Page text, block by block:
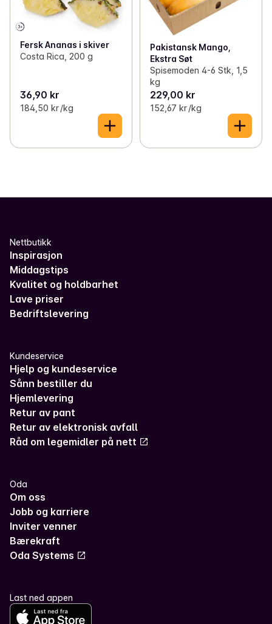
Fersk Ananas i skiver
Costa Rica, 200 g
36,90 kr
184,50 kr /kg
Pakistansk Mango,
Ekstra Søt
Spisemoden 4-6 Stk, 1,5
kg
229,00 kr
152,67 kr /kg
Nettbutikk
Inspirasjon
Middagstips
Kvalitet og holdbarhet
Lave priser
Bedriftslevering
Kundeservice
Hjelp og kundeservice
Sånn bestiller du
Hjemlevering
Retur av pant
Retur av elektronisk avfall
Råd om legemidler på nett
Oda
Om oss
Jobb og karriere
Inviter venner
Bærekraft
Oda Systems
Last ned appen